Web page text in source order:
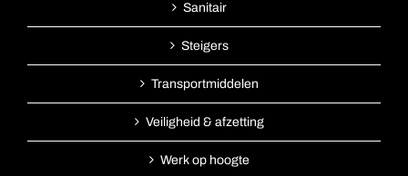
Sanitair
Steigers
Transportmiddelen
Veiligheid & afzetting
Werk op hoogte